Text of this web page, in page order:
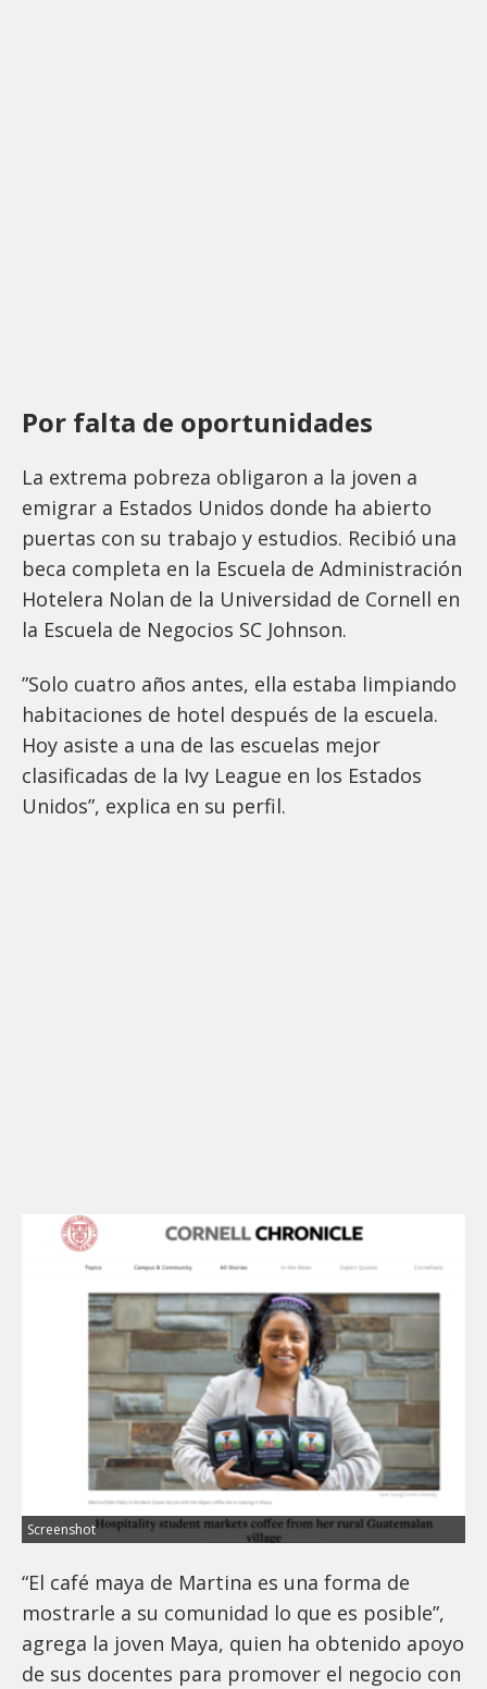
Por falta de oportunidades
La extrema pobreza obligaron a la joven a
emigrar a Estados Unidos donde ha abierto
puertas con su trabajo y estudios. Recibió una
beca completa en la Escuela de Administración
Hotelera Nolan de la Universidad de Cornell en
la Escuela de Negocios SC Johnson.
”Solo cuatro años antes, ella estaba limpiando
habitaciones de hotel después de la escuela.
Hoy asiste a una de las escuelas mejor
clasificadas de la Ivy League en los Estados
Unidos”, explica en su perfil.
Screenshot
“El café maya de Martina es una forma de
mostrarle a su comunidad lo que es posible”,
agrega la joven Maya, quien ha obtenido apoyo
de sus docentes para promover el negocio con